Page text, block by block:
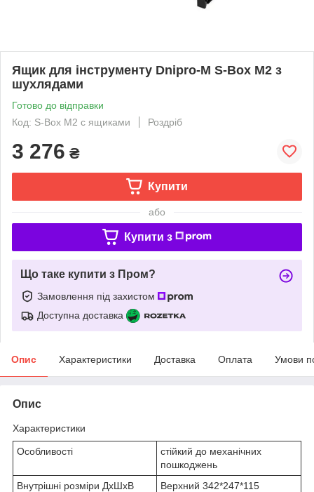
Ящик для інструменту Dnipro-M S-Box M2 з
шухлядами
Готово до відправки
Код: S-Box M2 с ящиками
Роздріб
3 276 ₴
Купити
або
Купити з
Що таке купити з Пром?
Замовлення під захистом
Доступна доставка
Опис Характеристики Доставка Оплата Умови
Опис
Характеристики
Особливості
стійкий до механічних
пошкоджень
Внутрішні розміри ДхШхВ
Верхний 342*247*115